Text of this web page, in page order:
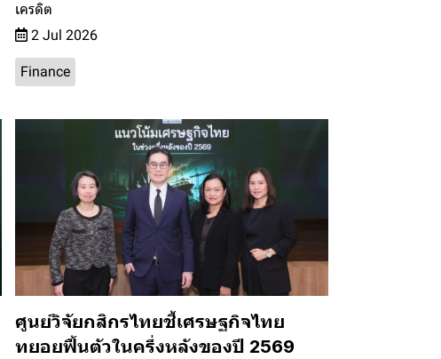
เครดิต
2 Jul 2026
Finance
ศูนย์วิจัยกสิกรไทยชี้เศรษฐกิจไทย
ทยอยฟื้นตัวในครึ่งหลังของปี 2569